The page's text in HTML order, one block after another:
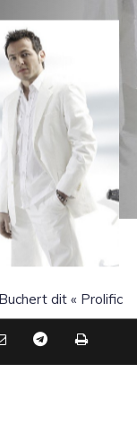
dit « Prolific
Music, Dub,
Prolific ! C’est